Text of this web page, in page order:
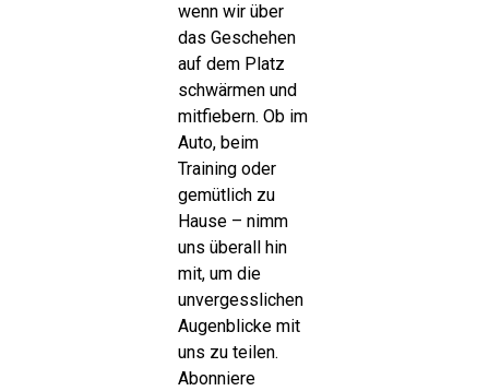
wenn wir über
das Geschehen
auf dem Platz
schwärmen und
mitfiebern. Ob im
Auto, beim
Training oder
gemütlich zu
Hause – nimm
uns überall hin
mit, um die
unvergesslichen
Augenblicke mit
uns zu teilen.
Abonniere